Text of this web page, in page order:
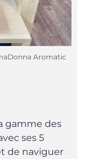
Aromatic
gamme des
ses 5
de naviguer